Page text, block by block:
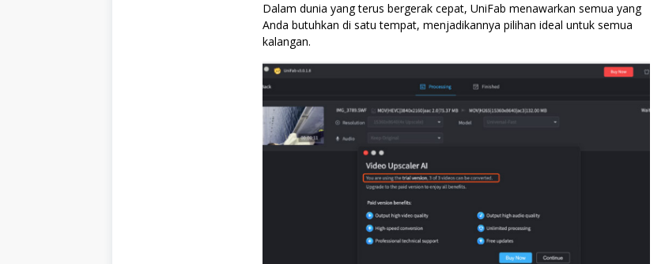
Dalam dunia yang terus bergerak cepat, UniFab menawarkan semua yang
Anda butuhkan di satu tempat, menjadikannya pilihan ideal untuk semua
kalangan.